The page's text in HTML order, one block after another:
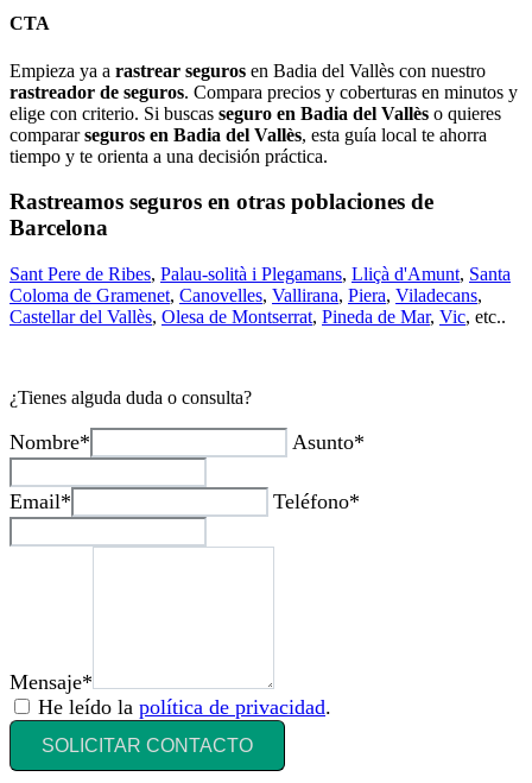
CTA
Empieza ya a rastrear seguros en Badia del Vallès con nuestro
rastreador de seguros. Compara precios y coberturas en minutos y
elige con criterio. Si buscas seguro en Badia del Vallès o quieres
compararseguros en Badia del Vallès, esta guía local te ahorra
tiempo y te orienta a una decisión práctica.
Rastreamos seguros en otras poblaciones de
Barcelona
Sant Pere de Ribes, Palau-solità i Plegamans, Lliçà d'Amunt, Santa
Coloma de Gramenet, Canovelles, Vallirana, Piera, Viladecans,
Castellar del Vallès, Olesa de Montserrat, Pineda de Mar, Vic, etc..
¿Tienes alguda duda o consulta?
Nombre* Asunto*
Email* Teléfono*
Mensaje*
He leído la política de privacidad.
SOLICITAR CONTACTO